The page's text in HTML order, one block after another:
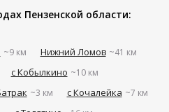
Пензенской области:
~9 км Нижний Ломов ~41 км
с Кобылкино ~10 км
~3 км с Кочалейка ~7 км